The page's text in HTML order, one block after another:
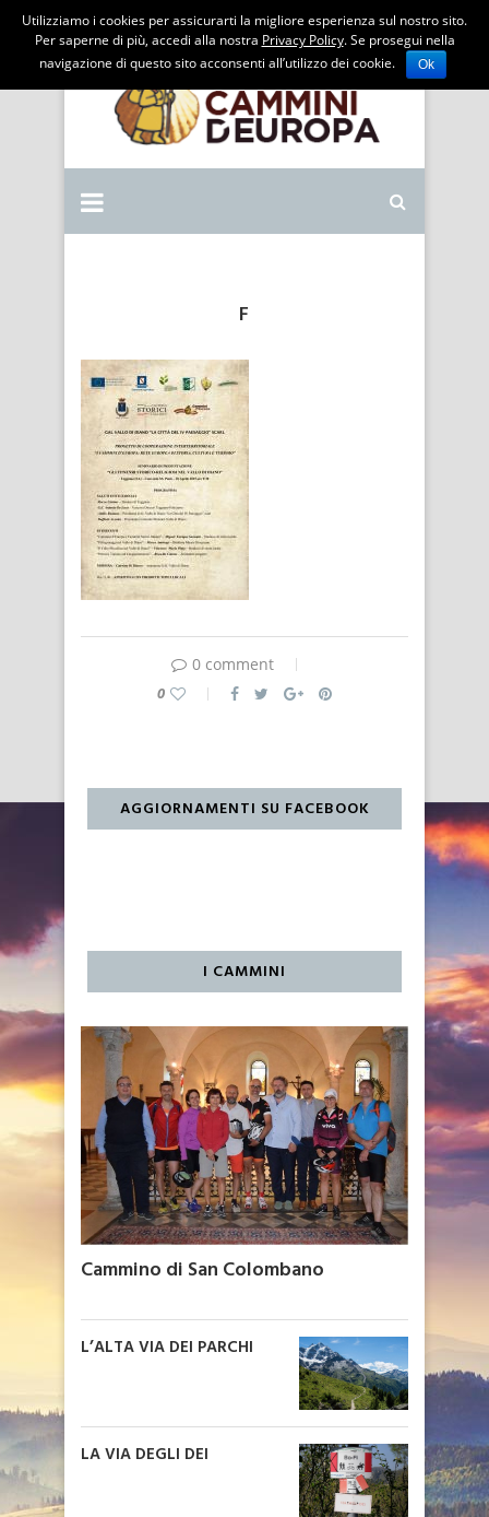
F
0 comment
0
AGGIORNAMENTI SU FACEBOOK
I CAMMINI
Cammino di San Colombano
L’ALTA VIA DEI PARCHI
LA VIA DEGLI DEI
Utilizziamo i cookies per assicurarti la migliore esperienza sul nostro sito.
Per saperne di più, accedi alla nostra Privacy Policy. Se prosegui nella
navigazione di questo sito acconsenti all’utilizzo dei cookie.
Ok